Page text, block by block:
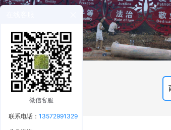
微信客服
联系电话：13572991329